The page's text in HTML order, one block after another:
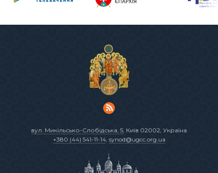
вул. Микільсько-Слобідська, 5, Київ 02002, Україна
+380 (44) 541-11-14, synod@ugcc.org.ua